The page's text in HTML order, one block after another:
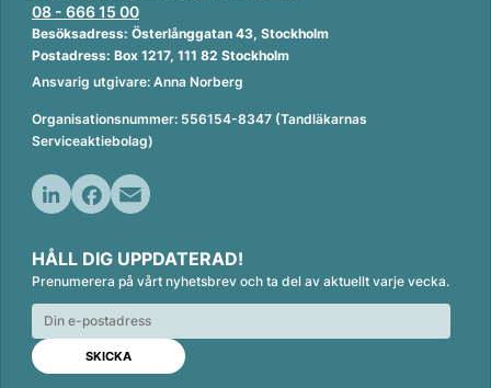
08 - 666 15 00
Besöksadress: Österlånggatan 43, Stockholm
Postadress: Box 1217, 111 82 Stockholm
Ansvarig utgivare: Anna Norberg
Organisationsnummer: 556154-8347 (Tandläkarnas
Serviceaktiebolag)
n
k
e
d
n
c
e
b
o
o
k
a
i
l
HÅLL DIG UPPDATERAD!
Prenumerera på vårt nyhetsbrev och ta del av aktuellt varje vecka.